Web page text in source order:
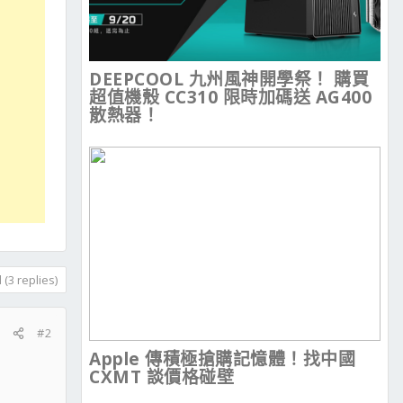
replies)
#2
DEEPCOOL 九州風神開學祭！ 購買
超值機殼 CC310 限時加碼送 AG400
散熱器！
Apple 傳積極搶購記憶體！找中國
CXMT 談價格碰壁